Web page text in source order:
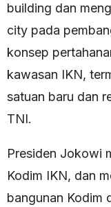
building dan
city pada
konsep
kawasan IKN,
satuan baru dan
TNI.
Presiden Jokowi
Kodim IKN, dan
bangunan Kodim